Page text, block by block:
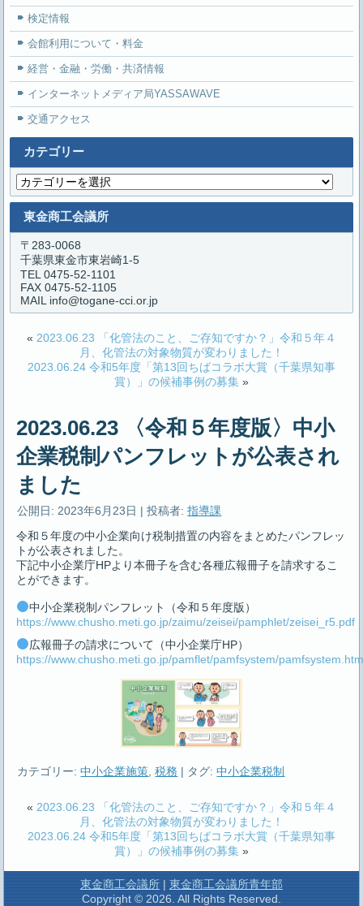
検定情報
会館利用について・料金
経営・金融・労働・共済情報
インターネットメディア局YASSAWAVE
交通アクセス
カテゴリー
カ
テ
ゴ
リ東金商工会議所
〒283-0068
千葉県東金市東岩崎1-5
TEL 0475-52-1101
FAX 0475-52-1105
MAIL info@togane-cci.or.jp
« 2023.06.23 「化管法のこと、ご存知ですか？」令和５年４
月、化管法の対象物質が変わりました！
2023.06.24 令和5年度「第13回ちばコラボ大賞（千葉県知事
賞）」の候補事例の募集 »
2023.06.23 〈令和５年度版〉中小
企業税制パンフレットが公表され
ました
公開日: 2023年6月23日 |投稿者: 指導課
令和５年度の中小企業向け税制措置の内容をまとめたパンフレッ
トが公表されました。
下記中小企業庁HPより本冊子を含む各種広報冊子を請求するこ
とができます。
中小企業税制パンフレット（令和５年度版）
https://www.chusho.meti.go.jp/zaimu/zeisei/pamphlet/zeisei_r5.pdf
広報冊子の請求について（中小企業庁HP）
https://www.chusho.meti.go.jp/pamflet/pamfsystem/
カテゴリー: 中小企業施策 ,税務 | タグ: 中小企業税制
« 2023.06.23 「化管法のこと、ご存知ですか？」令和５年４
月、化管法の対象物質が変わりました！
2023.06.24 令和5年度「第13回ちばコラボ大賞（千葉県知事
賞）」の候補事例の募集 »
東金商工会議所 | 東金商工会議所青年部
Copyright © 2026. All Rights Reserved.